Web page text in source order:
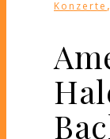
Konzerte ,